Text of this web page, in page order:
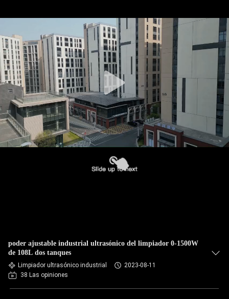
poder ajustable industrial ultrasónico del limpiador 0-1500W
de 108L dos tanques
Limpiador ultrasónico industrial
2023-08-11
38 Las opiniones